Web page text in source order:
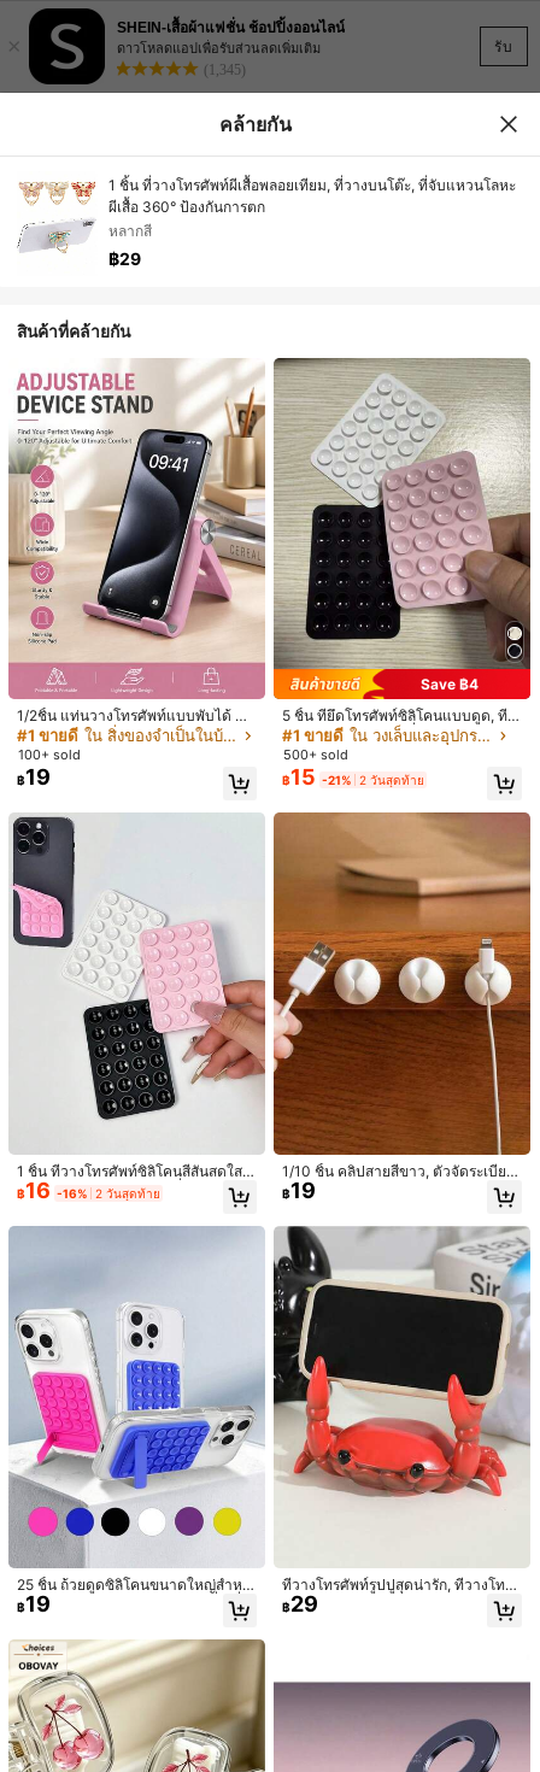
รับ
×
SHEIN-เสื้อผ้าแฟชั่น ช้อปปิ้งออนไลน์
ดาวโหลดแอปเพื่อรับส่วนลดเพิ่มเติม
(1,345)
฿29
1 ชิ้น ที่วางโทรศัพท์ผีเสื้อพลอยเทียม, ที่วางบนโต๊ะ, ที่จับแหวนโลหะ
ผีเสื้อ 360° ป้องกันการตก
ประเภทสไตล์
หลากสี
จัดส่งถึง Thailand
ส่งคืนฟรี
รายละเอียดสินค้า
วัสดุ: โลหะผสมสังกะสี
ดูเพิ่มเติม
An unexpected encounter
4.83 164 ผู้ติดตาม
4.83 164 ผู้ติดตาม
4.83 164 ผู้ติดตาม
5***0กำลังเรียกดู
4.83
164 ผู้ติดตาม
4.83 164 ผู้ติดตาม
164 ผู้ติดตาม
16K ชิ้นที่ขายไปเมื่อเร็วๆ นี้ 2.4K ซื้อซ้ำ
คุณอาจชอบ
แนะนำ เครื่องมือและการปรับปรุงบ้าน โทรศัพท์มือถือและอุ
คล้ายกัน
1 ชิ้น ที่วางโทรศัพท์ผีเสื้อพลอยเทียม, ที่วางบนโต๊ะ, ที่จับแหวนโลหะ
ผีเสื้อ 360° ป้องกันการตก
หลากสี
฿29
สินค้าที่คล้ายกัน
1/2ชิ้น แท่นวางโทรศัพท์แบบพับได้ พก
พาได้บนโต๊ะ วัสดุ ABS เกรดพรีเมียม ป
รับมุมได้ ขนาดกะทัดรัดน้ำหนักเบา เห
มาะสำหรับสมาร์ทโฟนและแท็บเล็ตทุก
รุ่น มั่นคงกันลื่น ประหยัดพื้นที่
#1 ขายดี ใน สิ่งของจำเป็นในบ้านประจำวัน
100+ sold
฿19
1 ชิ้น ที่วางโทรศัพท์ซิลิโคนสีสันสดใสพ
ร้อมถ้วยดูด, Octobuddy ที่จับโทรศัพท
์, ที่จับแบบติดกาว, อุปกรณ์เสริมโทรศัพ
฿16 -16% 2 วันสุดท้าย
25 ชิ้น ถ้วยดูดซิลิโคนขนาดใหญ่สำหรั
บด้านหลังเคสโทรศัพท์, แผ่นดูดสี่เหลี่ย
มสำหรับเซลฟี่, สิ่งจำเป็นสำหรับการเดิ
ายหาดฤดูร้อน และฤดูกลับโรงเรียน
฿19
Save ฿4
5 ชิ้น ที่ยึดโทรศัพท์ซิลิโคนแบบดูด, ที่ว
างโทรศัพท์แบบดูด, ที่ยึดโทรศัพท์แบบเ
หนียว, ที่วางโทรศัพท์แบบเหนียว (ก่อน
ใช้งาน โปรดทำความสะอาดพื้นผิวอย่า
งระมัดระวังเพื่อให้แน่ใจว่าสะอาดและเ
รียบ รอ 30 นาทีหลังการติดก่อนใช้งา
น), ต้องมี
#1 ขายดี ใน วงเล็บและอุปกรณ์เสริม
500+ sold
฿15 -21% 2 วันสุดท้าย
1/10 ชิ้น คลิปสายสีขาว, ตัวจัดระเบียบ
สายบนโต๊ะ, ใช้สำหรับจัดระเบียบสายใ
นสำนักงาน, ทำให้การจัดการสายสะดว
นรถยนต์วัสดุ PP หลายฟังก์ชัน, เหมาะ
สำหรับการจัดเก็บและจัดเก็บแบตเตอรี่
สำรองด้วย
฿19
ที่วางโทรศัพท์รูปปูสุดน่ารัก, ที่วางโทร
ศัพท์รูปสัตว์สุดเท่, เหมาะสำหรับตกแต่
งบ้าน, สำนักงาน และหอพัก
฿29